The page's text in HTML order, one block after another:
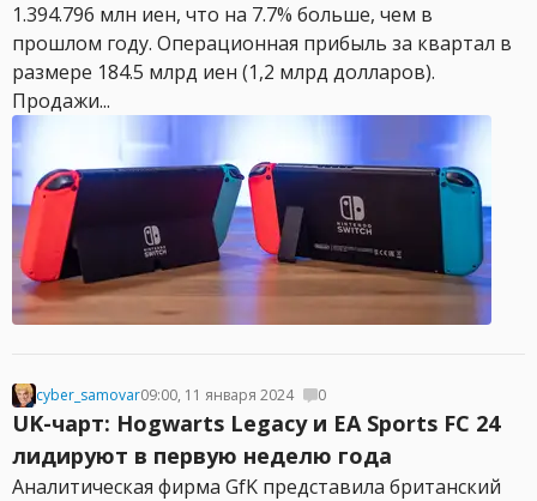
1.394.796 млн иен, что на 7.7% больше, чем в
прошлом году. Операционная прибыль за квартал в
размере 184.5 млрд иен (1,2 млрд долларов).
Продажи...
cyber_samovar09:00, 11 января 2024 0
UK-чарт: Hogwarts Legacy и EA Sports FC 24
лидируют в первую неделю года
Аналитическая фирма GfK представила британский